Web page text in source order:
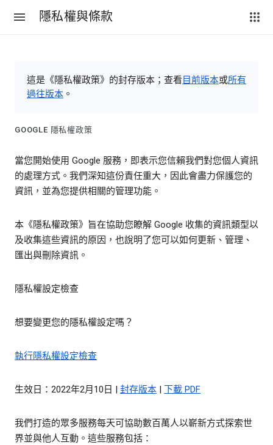
隱私權與條款
這是《隱私權政策》的封存版本；查看 目前版本或所有
過往版本 。
GOOGLE 隱私權政策
當您開始使用 Google 服務，即表示您信賴我們對您個人資訊
的處理方式。我們深知這份責任重大，因此會盡力保護您的
資訊，並為您提供相關的管理功能。
本《隱私權政策》旨在協助您瞭解 Google 收集的資訊類型以
及收集這些資訊的原因，也說明了您可以如何更新、管理、
匯出與刪除資訊。
隱私權設定檢查
想要變更您的隱私權設定嗎？
執行隱私權設定檢查
生效日：2022年2月10日 | 封存版本 | 下載 PDF
我們打造的眾多服務每天可協助數百萬人以嶄新方式探索世
界並與他人互動。這些服務包括：